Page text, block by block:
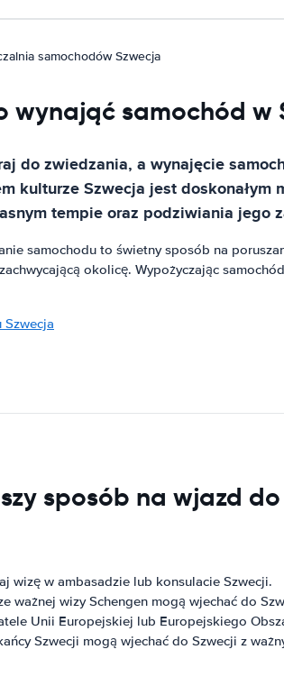
samochodów Szwecja
wynająć samochód w
do zwiedzania, a wynajęcie
kulturze Szwecja jest
tempie oraz podziwiania jego
samochodu to świetny sposób na
okolicę. Wypożyczając
Szwecja
sposób na wjazd
wizę w ambasadzie lub konsulacie Szwecji.
ważnej wizy Schengen mogą wjechać do
Unii Europejskiej lub Europejskiego
Szwecji mogą wjechać do Szwecji z